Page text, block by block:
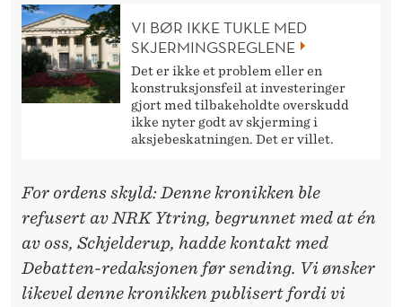
VI BØR IKKE TUKLE MED
SKJERMINGSREGLENE
Det er ikke et problem eller en
konstruksjonsfeil at investeringer
gjort med tilbakeholdte overskudd
ikke nyter godt av skjerming i
aksjebeskatningen. Det er villet.
For ordens skyld: Denne kronikken ble
refusert av NRK Ytring, begrunnet med at én
av oss, Schjelderup, hadde kontakt med
Debatten-redaksjonen før sending. Vi ønsker
likevel denne kronikken publisert fordi vi